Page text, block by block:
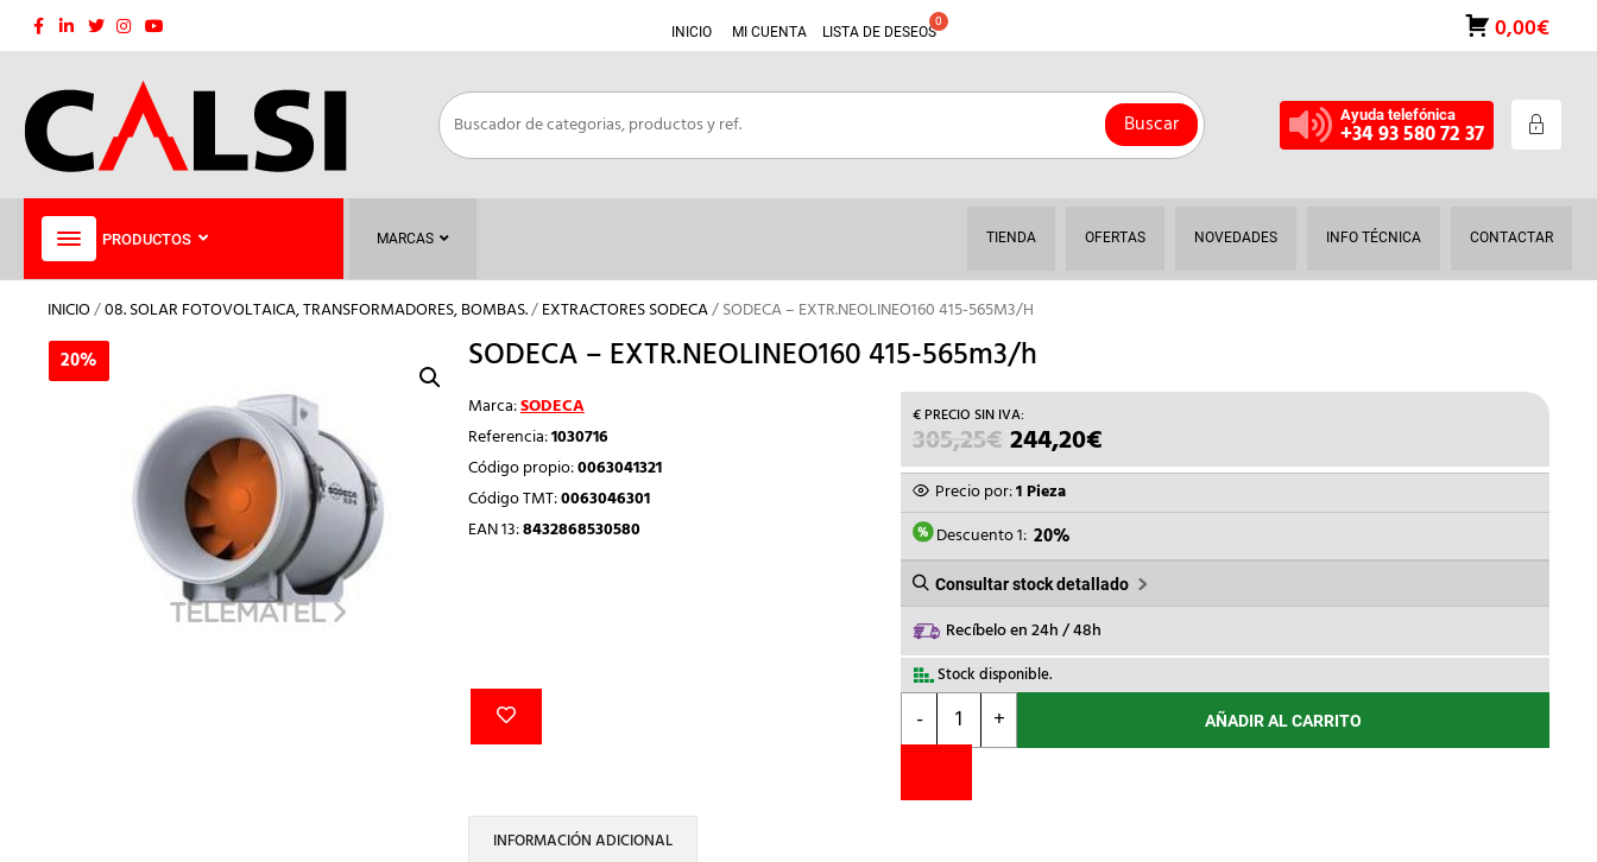
Saltar
INICIO MI CUENTA LISTA DE DESEOS 0,00€
Buscar Ayuda telefónica
+34 93 580 72 37
PRODUCTOS MARCAS TIENDA OFERTAS NOVEDADES INFO TÉCNICA CONTACTAR
INICIO/08. SOLAR FOTOVOLTAICA, TRANSFORMADORES, BOMBAS./EXTRACTORES SODECA/ SODECA – EXTR.NEOLINEO160 415-565M3/H
20% SODECA – EXTR.NEOLINEO160 415-565m3/h
Marca:SODECA
Referencia:1030716
Código propio:0063041321
Código TMT:0063046301
EAN 13:8432868530580
305,25€ EL
PRECIO
ORIGINAL
ERA:
305,25€.
244,20€EL
PRECIO
ES:
Precio por:1 Pieza
Descuento 1: 20%
Consultar stock detallado
Recíbelo en 24h / 48h
Stock disponible.
-
SODECA
EXTR.NEOLINEO160
565m3/h
+ AÑADIR AL CARRITO
INFORMACIÓN ADICIONAL
20%